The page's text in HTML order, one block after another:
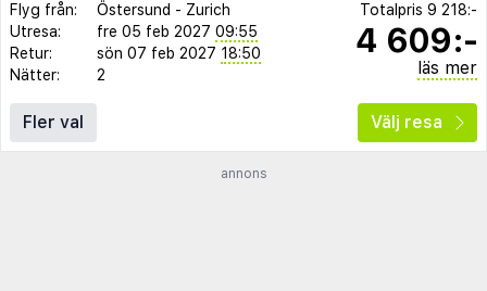
Flyg från: Östersund - Zurich
Utresa:
fre 05 feb 2027 09:55
Retur:
sön 07 feb 2027 18:50
Nätter:
2
Totalpris 9 218:-
4 609:-
läs mer
Fler val Välj resa
annons